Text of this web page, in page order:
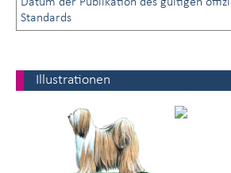
Standards
Illustrationen